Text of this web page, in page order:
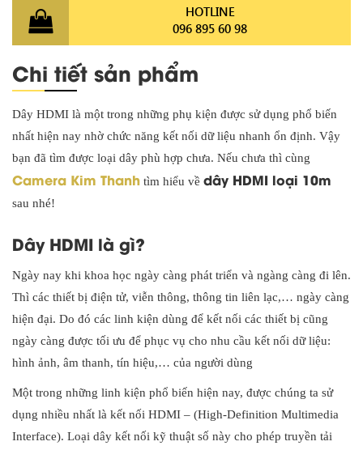
HOTLINE
096 895 60 98
Chi tiết sản phẩm
Dây HDMI là một trong những phụ kiện được sử dụng phổ biến
nhất hiện nay nhờ chức năng kết nối dữ liệu nhanh ổn định. Vậy
bạn đã tìm được loại dây phù hợp chưa. Nếu chưa thì cùng
Camera Kim Thanh tìm hiểu về dây HDMI loại 10m
sau nhé!
Dây HDMI là gì?
Ngày nay khi khoa học ngày càng phát triển và ngàng càng đi lên.
Thì các thiết bị điện tử, viễn thông, thông tin liên lạc,… ngày càng
hiện đại. Do đó các linh kiện dùng để kết nối các thiết bị cũng
ngày càng được tối ưu để phục vụ cho nhu cầu kết nối dữ liệu:
hình ảnh, âm thanh, tín hiệu,… của người dùng
Một trong những linh kiện phổ biến hiện nay, được chúng ta sử
dụng nhiều nhất là kết nối HDMI – (High-Definition Multimedia
Interface). Loại dây kết nối kỹ thuật số này cho phép truyền tải